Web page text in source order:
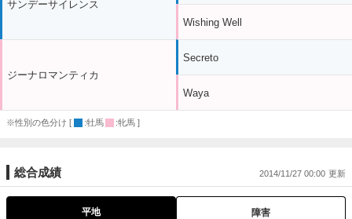
サンデーサイレンス
ジーナロマンティカ
Wishing Well
Secreto
Waya
※性別の色分け [ :牡馬 :牝馬 ]
総合成績 2014/11/27 00:00
平地 障害